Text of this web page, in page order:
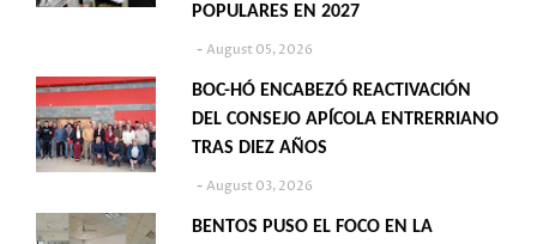
POPULARES EN 2027
August 05, 2026
BOC-HÓ ENCABEZÓ REACTIVACIÓN
DEL CONSEJO APÍCOLA ENTRERRIANO
TRAS DIEZ AÑOS
August 03, 2026
BENTOS PUSO EL FOCO EN LA